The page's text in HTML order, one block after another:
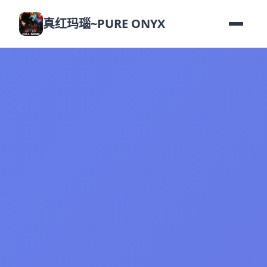
真红玛瑙~PURE ONYX